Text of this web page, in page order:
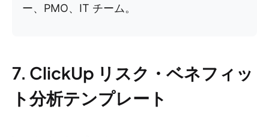
ー、PMO、IT チーム。
7. ClickUp リスク・ベネフィッ
ト分析テンプレート